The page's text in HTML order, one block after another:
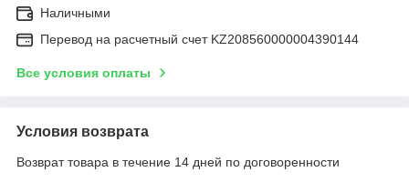
Наличными
Перевод на расчетный счет KZ208560000004390144
Все условия оплаты
Условия возврата
Возврат товара в течение 14 дней по договоренности